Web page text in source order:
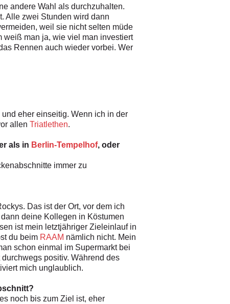
andere Wahl als durchzuhalten.
Alle zwei Stunden wird dann
weil sie nicht selten müde
weiß man ja, wie viel man investiert
Rennen auch wieder vorbei. Wer
eher einseitig. Wenn ich in der
allen Triatlethen.
als in Berlin-Tempelhof, oder
immer zu
Das ist der Ort, vor dem ich
deine Kollegen in Köstumen
ist mein letztjähriger Zieleinlauf in
du beim RAAM nämlich nicht. Mein
schon einmal im Supermarkt bei
positiv. Während des
mich unglaublich.
noch bis zum Ziel ist, eher